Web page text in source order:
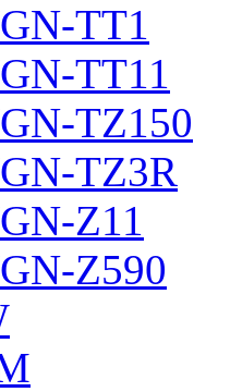
TT1
TT11
TZ150
TZ3R
Z11
Z590